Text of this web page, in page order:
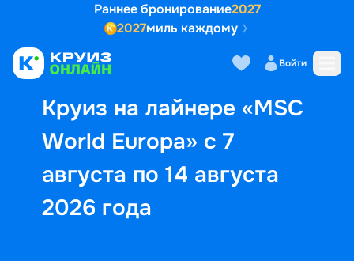
Раннее бронирование2027
2027миль каждому
Войти
Круиз на лайнере «MSC
World Europa» с 7
августа по 14 августа
2026 года
Выбор кают Маршрут и